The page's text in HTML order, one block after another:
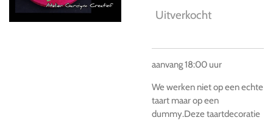
Uitverkocht
aanvang 18:00 uur
We werken niet op een echte
taart maar op een
dummy.Deze taartdecoratie